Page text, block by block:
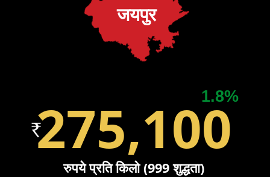
1.8%
275,100
रुपये प्रति किलो (999 शुद्धता)
जयपुर